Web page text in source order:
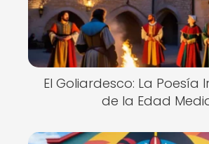
El Goliardesco: La Poesía
de la Edad